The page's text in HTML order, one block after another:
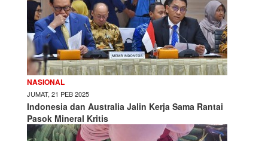
NASIONAL
JUMAT, 21 PEB 2025
Indonesia dan Australia Jalin Kerja Sama Rantai
Pasok Mineral Kritis